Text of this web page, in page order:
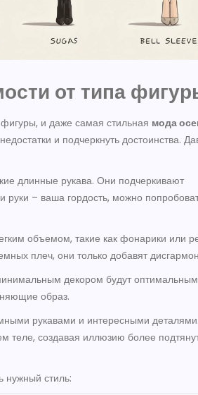
от типа
и даже самая стильная мода
и подчеркнуть достоинства.
длинные рукава. Они подчеркивают
руки – ваша гордость, можно
объемом, такие как фонарики или
плеч, они только добавят
декором будут оптимальным
образ.
рукавами и интересными
теле, создавая иллюзию более
нужный стиль: